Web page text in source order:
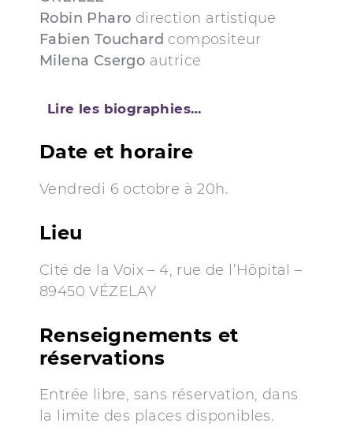
Robin Pharo direction artistique
Fabien Touchard compositeur
Milena Csergo autrice
Lire les biographies…
Date et horaire
Vendredi 6 octobre à 20h.
Lieu
Cité de la Voix – 4, rue de l’Hôpital –
89450 VÉZELAY
Renseignements et
réservations
Entrée libre, sans réservation, dans
la limite des places disponibles.